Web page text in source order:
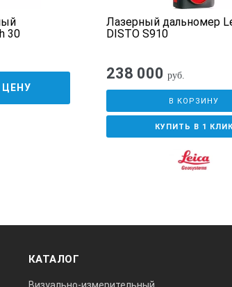
30
Лазерный дальномер
DISTO S910
238 000 руб.
В КОРЗИНУ
КУПИТЬ В 1
КАТАЛОГ
Визуально-измерительный